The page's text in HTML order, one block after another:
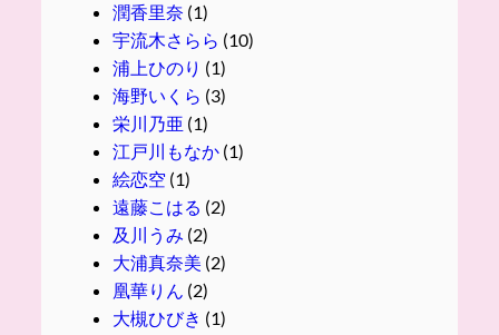
潤香里奈 (1)
宇流木さらら (10)
浦上ひのり (1)
海野いくら (3)
栄川乃亜 (1)
江戸川もなか(1)
絵恋空 (1)
遠藤こはる (2)
及川うみ (2)
大浦真奈美 (2)
凰華りん (2)
大槻ひびき (1)